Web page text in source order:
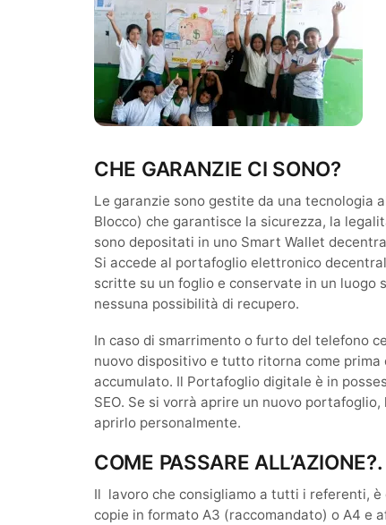
CHE GARANZIE CI SONO?
Le garanzie sono gestite da una tecnologia
Blocco) che garantisce la sicurezza, la
sono depositati in uno Smart Wallet
Si accede al portafoglio elettronico
scritte su un foglio e conservate in un luogo
nessuna possibilità di recupero.
In caso di smarrimento o furto del telefono
nuovo dispositivo e tutto ritorna come
accumulato. Il Portafoglio digitale è in
SEO. Se si vorrà aprire un nuovo
aprirlo personalmente.
COME PASSARE ALL’AZIONE?.
Il lavoro che consigliamo a tutti i referenti,
copie in formato A3 (raccomandato) o A4 e